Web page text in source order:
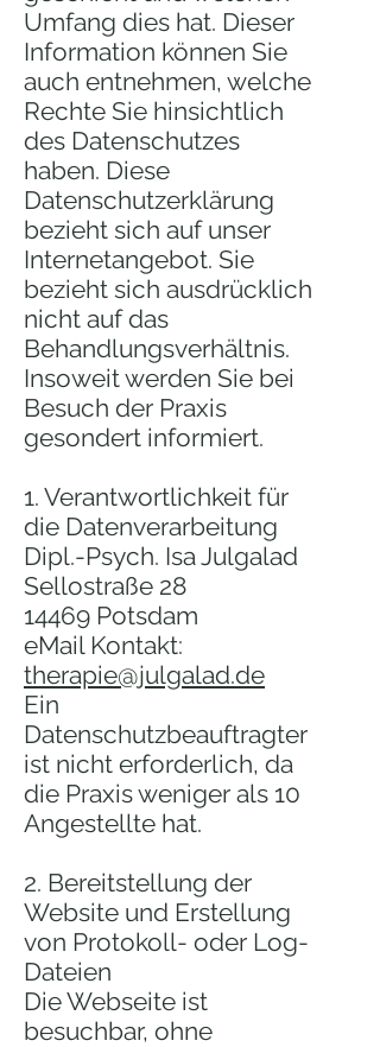
Umfang dies hat. Dieser
Information können Sie
auch entnehmen, welche
Rechte Sie hinsichtlich
des Datenschutzes
haben. Diese
Datenschutzerklärung
bezieht sich auf unser
Internetangebot. Sie
bezieht sich ausdrücklich
nicht auf das
Behandlungsverhältnis.
Insoweit werden Sie bei
Besuch der Praxis
gesondert informiert.
1. Verantwortlichkeit für
die Datenverarbeitung
Dipl.-Psych. Isa Julgalad
Sellostraße 28
14469 Potsdam
eMail Kontakt:
therapie@julgalad.de
Ein
Datenschutzbeauftragter
ist nicht erforderlich, da
die Praxis weniger als 10
Angestellte hat.
2. Bereitstellung der
Website und Erstellung
von Protokoll- oder Log-
Dateien
Die Webseite ist
besuchbar, ohne